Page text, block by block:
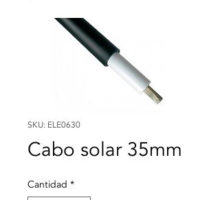
SKU: ELE0630
Cabo solar 35mm
Cantidad *